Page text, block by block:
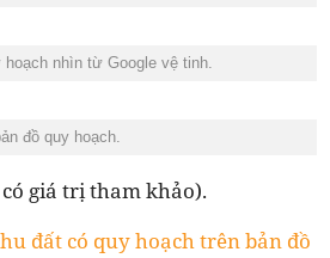
hoạch nhìn từ Google vệ tinh.
đồ quy hoạch.
giá trị tham khảo).
đất có quy hoạch trên bản đồ